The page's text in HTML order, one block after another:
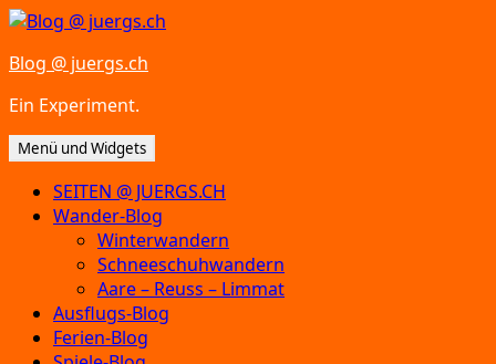
Zum
springen
Blog @ juergs.ch
Ein Experiment.
Menü und Widgets
SEITEN @ JUERGS.CH
Wander-Blog
Winterwandern
Schneeschuhwandern
Aare – Reuss – Limmat
Ausflugs-Blog
Ferien-Blog